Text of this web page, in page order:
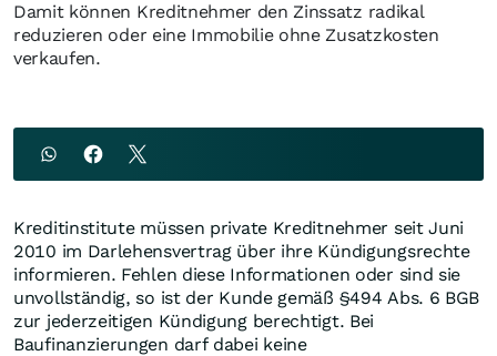
Damit können Kreditnehmer den Zinssatz radikal
reduzieren oder eine Immobilie ohne Zusatzkosten
verkaufen.
Kreditinstitute müssen private Kreditnehmer seit Juni
2010 im Darlehensvertrag über ihre Kündigungsrechte
informieren. Fehlen diese Informationen oder sind sie
unvollständig, so ist der Kunde gemäß §494 Abs. 6 BGB
zur jederzeitigen Kündigung berechtigt. Bei
Baufinanzierungen darf dabei keine